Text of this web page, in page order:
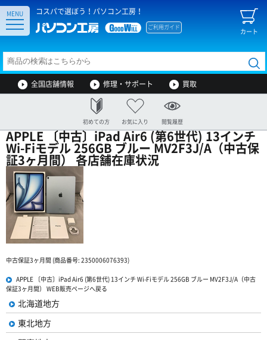
コスパで選ぼう！パソコン工房！
カート
ご利用ガイド
MENU
全国店舗情報 修理・サポート 買取
初めての方 お気に入り 閲覧履歴
APPLE 〔中古〕iPad Air6 (第6世代) 13インチ
Wi-Fiモデル 256GB ブルー MV2F3J/A（中古保
証3ヶ月間） 各店舗在庫状況
中古保証3ヶ月間 (商品番号: 2350006076393)
APPLE 〔中古〕iPad Air6 (第6世代) 13インチ Wi-Fiモデル 256GB ブルー MV2F3J/A（中古
保証3ヶ月間） WEB販売ページへ戻る
北海道地方
東北地方